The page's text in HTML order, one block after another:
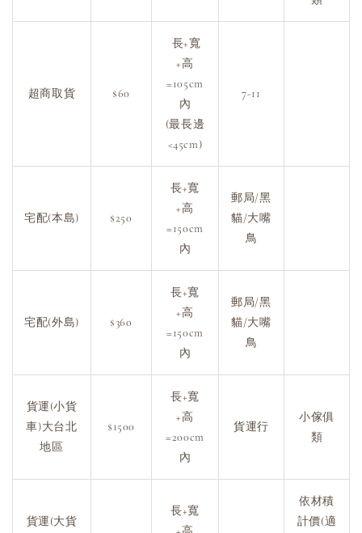
超商取貨 $60
長+寬
+高
=105cm
內
(最長邊
<45cm)
7-11
宅配(本島) $250
長+寬
+高
=150cm
內
郵局/黑
貓/大嘴
鳥
宅配(外島) $360
長+寬
+高
=150cm
內
郵局/黑
貓/大嘴
鳥
貨運(小貨
車)大台北
地區
$1500
長+寬
+高
=200cm
內
貨運行
小傢俱
類
貨運(大貨
長+寬
依材積
計價(適